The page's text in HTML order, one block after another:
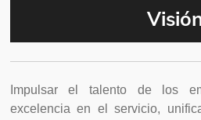
Impulsar el talento de los
excelencia en el servicio,